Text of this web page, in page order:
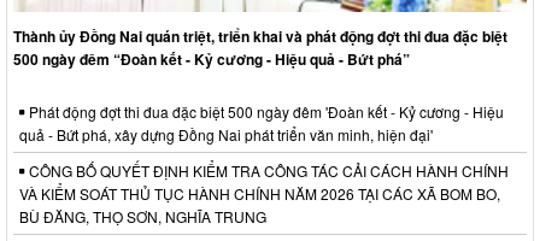
Thành ủy Đồng Nai quán triệt, triển khai và phát động đợt thi đua đặc biệt
500 ngày đêm “Đoàn kết - Kỷ cương - Hiệu quả - Bứt phá”
Phát động đợt thi đua đặc biệt 500 ngày đêm 'Đoàn kết - Kỷ cương - Hiệu
quả - Bứt phá, xây dựng Đồng Nai phát triển văn minh, hiện đại'
CÔNG BỐ QUYẾT ĐỊNH KIỂM TRA CÔNG TÁC CẢI CÁCH HÀNH CHÍNH
VÀ KIỂM SOÁT THỦ TỤC HÀNH CHÍNH NĂM 2026 TẠI CÁC XÃ BOM BO,
BÙ ĐĂNG, THỌ SƠN, NGHĨA TRUNG